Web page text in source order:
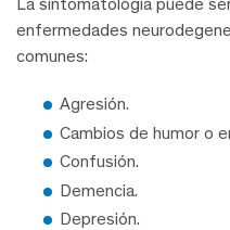
La sintomatología puede
enfermedades
comunes:
Agresión.
Cambios de humor o
Confusión.
Demencia.
Depresión.